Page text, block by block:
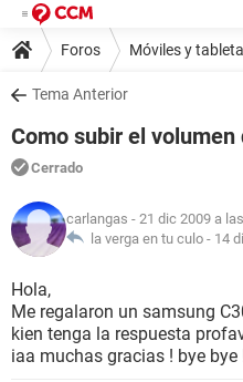
Foros Móviles y
Tema Anterior
Como subir el
Cerrado
carlangas - 21 dic 2009 a
la verga en tu culo - 14
Hola,
Me regalaron un samsung
kien tenga la respuesta
iaa muchas gracias ! bye bye